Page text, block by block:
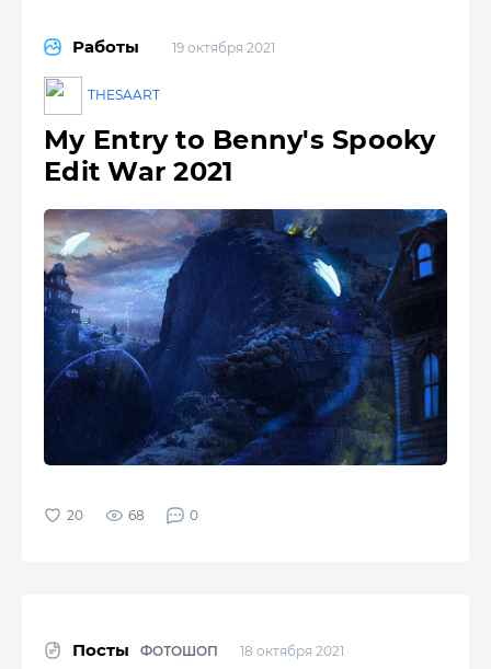
Работы 19 октября 2021
THESAART
My Entry to Benny's Spooky
Edit War 2021
68 0
Посты ФОТОШОП 18 октября 2021